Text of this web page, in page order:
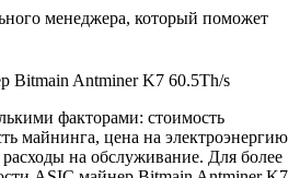
менеджера, который поможет
Bitmain Antminer K7 60.5Th/s
факторами: стоимость
майнинга, цена на электроэнергию
на обслуживание. Для более